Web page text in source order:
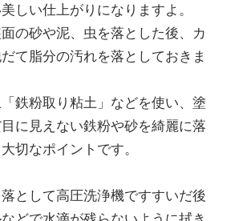
しい仕上がりになりますよ。
の砂や泥、虫を落とした後、カ
て脂分の汚れを落としておきま
鉄粉取り粘土」などを使い、塗
に見えない鉄粉や砂を綺麗に落
切なポイントです。
として高圧洗浄機ですすいだ後